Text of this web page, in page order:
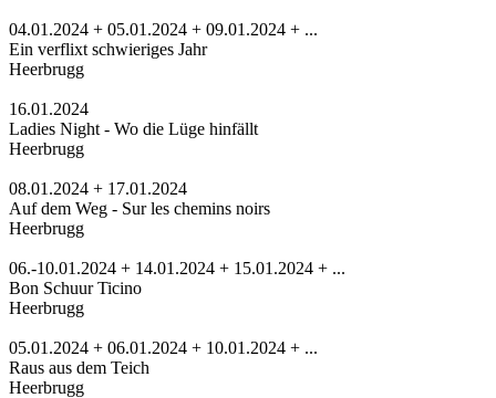
04.01.2024 + 05.01.2024 + 09.01.2024 + ...
Ein verflixt schwieriges Jahr
Heerbrugg
16.01.2024
Ladies Night - Wo die Lüge hinfällt
Heerbrugg
08.01.2024 + 17.01.2024
Auf dem Weg - Sur les chemins noirs
Heerbrugg
06.-10.01.2024 + 14.01.2024 + 15.01.2024 + ...
Bon Schuur Ticino
Heerbrugg
05.01.2024 + 06.01.2024 + 10.01.2024 + ...
Raus aus dem Teich
Heerbrugg